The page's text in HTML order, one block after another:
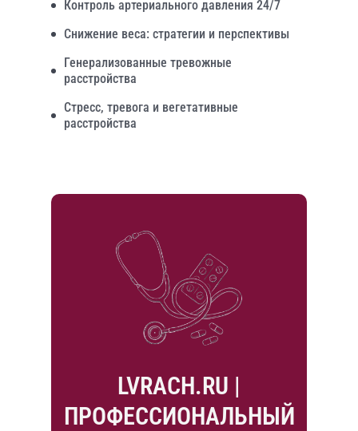
Контроль артериального давления 24/7
Снижение веса: стратегии и перспективы
Генерализованные тревожные
расстройства
Стресс, тревога и вегетативные
расстройства
LVRACH.RU |
ПРОФЕССИОНАЛЬНЫЙ